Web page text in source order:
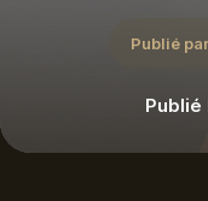
Publié
Publié